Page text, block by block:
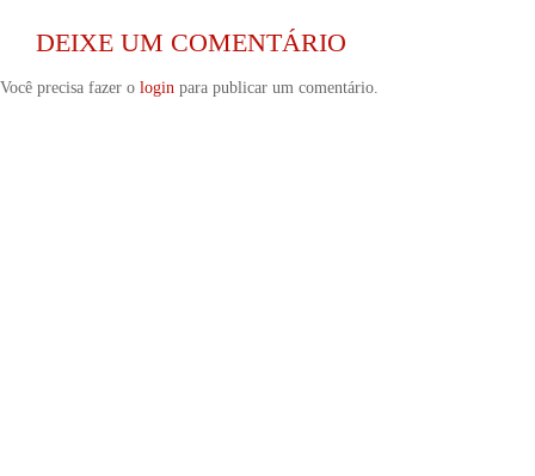
DEIXE UM COMENTÁRIO
Você precisa fazer o login para publicar um comentário.